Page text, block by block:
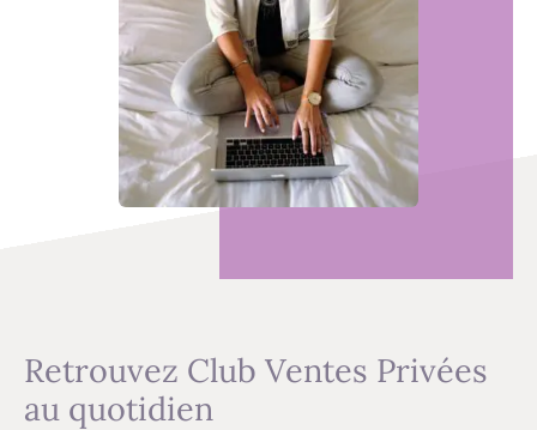
Retrouvez Club Ventes Privées
au quotidien